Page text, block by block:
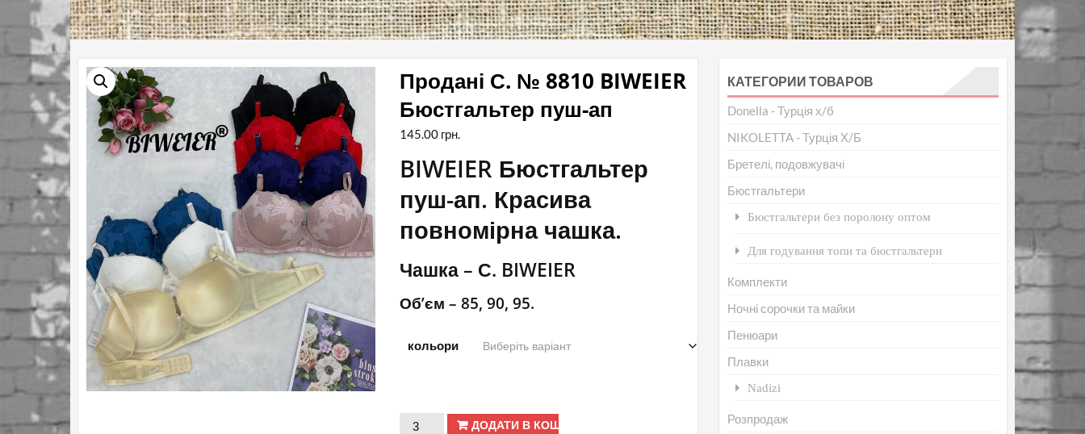
Продані С. № 8810 BIWEIER
Бюстгальтер пуш-ап
145.00 грн.
BIWEIER Бюстгальтер
пуш-ап. Красива
повномірна чашка.
Чашка – С. BIWEIER
Об’єм – 85, 90, 95.
кольори
Продані
ДОДАТИ В КОШИК
КАТЕГОРИИ ТОВАРОВ
Donella - Турція х/б
NIKOLETTA - Турція Х/Б
Бретелі, подовжувачі
Бюстгальтери
Бюстгальтери без поролону оптом
Для годування топи та бюстгальтери
Комплекти
Ночні сорочки та майки
Пенюари
Плавки
Nadizi
Розпродаж